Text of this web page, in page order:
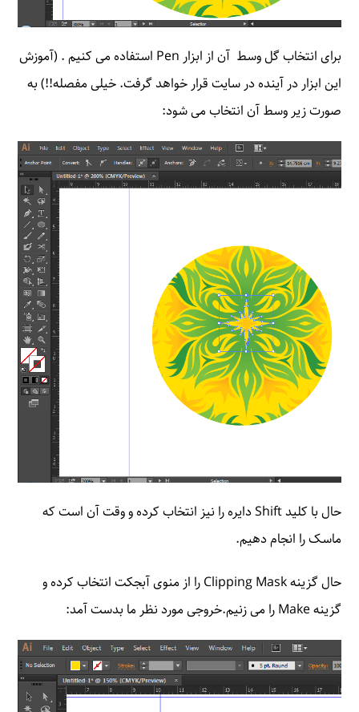
برای انتخاب گل وسط آن از ابزار Pen استفاده می کنیم . (آموزش
این ابزار در آینده در سایت قرار خواهد گرفت. خیلی مفصله!!) به
صورت زیر وسط آن انتخاب می شود:
حال با کلید Shift دایره را نیز انتخاب کرده و وقت آن است که
ماسک را انجام دهیم.
حال گزینه Clipping Mask را از منوی آبجکت انتخاب کرده و
گزینه Make را می زنیم.خروجی مورد نظر ما بدست آمد: